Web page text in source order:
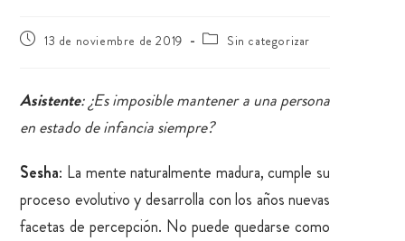
13 de noviembre de 2019 Sin categorizar
Asistente: ¿Es imposible mantener a una persona
en estado de infancia siempre?
Sesha: La mente naturalmente madura, cumple su
proceso evolutivo y desarrolla con los años nuevas
facetas de percepción. No puede quedarse como